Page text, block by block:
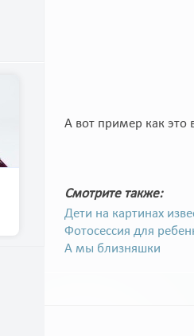
А вот пример как это
Смотрите также:
Дети на картинах
Фотосессия для
А мы близняшки